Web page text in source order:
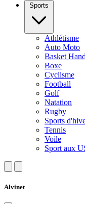
Sports
Athlétisme
Auto Moto
Basket
Boxe
Cyclisme
Football
Golf
Natation
Rugby
Sports
Tennis
Voile
Sport aux
Alvinet